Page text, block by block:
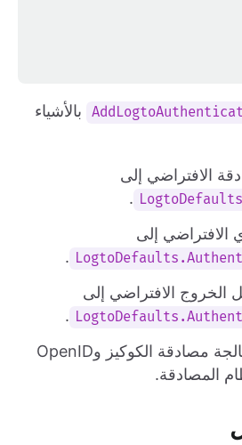
بالأشياء
الافتراضي إلى
.
الافتراضي إلى
.
الخروج الافتراضي إلى
.
إضافة وحدات معالجة مصادقة الكوكيز وOpenID